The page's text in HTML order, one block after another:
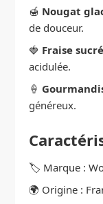
🍯 Nougat
de douceur.
🍓 Fraise
acidulée.
🍦
généreux.
🏷️ Marque :
🌍 Origine :